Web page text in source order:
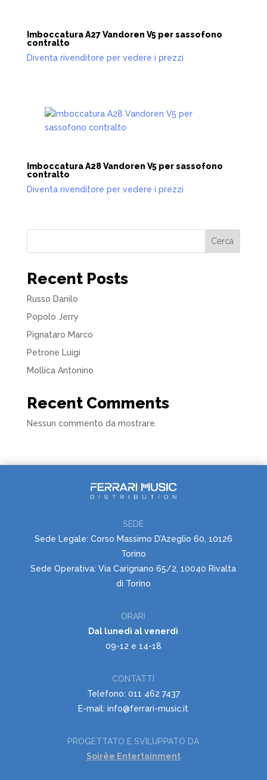
Imboccatura A27 Vandoren V5 per sassofono
contralto
Diventa rivenditore per vedere i prezzi
Imboccatura A28 Vandoren V5 per sassofono
contralto
Diventa rivenditore per vedere i prezzi
Cerca
Recent Posts
Russo Danilo
Popolo Jerry
Pignataro Marco
Petrone Luigi
Mollica Antonino
Recent Comments
Nessun commento da mostrare.
SEDE
Sede Legale: Corso Massimo D’Azeglio 60, 10126
Torino
Sede Operativa: Via Carignano 65/2, 10040 Rivalta
di Torino
ORARI
Dal lunedì al venerdì
09-12 e 14-18
CONTATTI
Telefono: 011 462 7437
E-mail: info@ferrari-music.it
PROGETTATO E SVILUPPATO DA
Soirëe Entertainment